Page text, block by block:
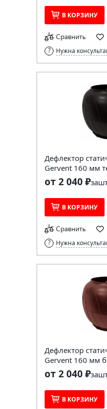
В КОРЗИНУ
Сравнить
Нужна
Дефлектор
Gervent 160 мм
от 2 040 ₽за
В КОРЗИНУ
Сравнить
Нужна
Дефлектор
Gervent 160 мм
от 2 040 ₽за
В КОРЗИНУ